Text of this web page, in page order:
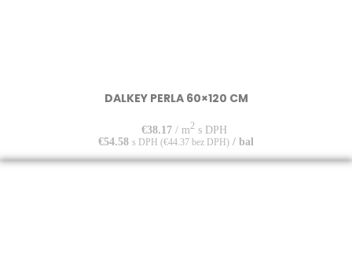
DALKEY PERLA 60×120 CM
€38.17/ m2s DPH
€54.58 s DPH (€44.37 bez DPH) / bal